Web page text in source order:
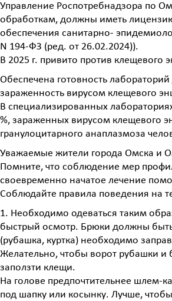
Управление Роспотребнадзора по
обработкам, должны иметь
обеспечения санитарно-
N 194-ФЗ (ред. от 26.02.2024)).
В 2025 г. привито против клещевого
Обеспечена готовность
зараженность вирусом клещевого
В специализированных
%, зараженных вирусом клещевого
гранулоцитарного анаплазмоза
Уважаемые жители города Омска и
Помните, что соблюдение мер
своевременно начатое лечение
Соблюдайте правила поведения на
1. Необходимо одеваться таким
быстрый осмотр. Брюки должны
(рубашка, куртка) необходимо
Желательно, чтобы ворот рубашки и
заползти клещи.
На голове предпочтительнее шлем-
под шапку или косынку. Лучше,